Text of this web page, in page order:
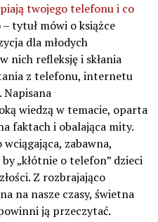
twojego telefonu i co
tytuł mówi o książce
dla młodych
nich refleksję i skłania
z telefonu, internetu
Napisana
wiedzą w temacie, oparta
faktach i obalająca mity.
zabawna,
„kłótnie o telefon” dzieci
Z rozbrajająco
na nasze czasy, świetna
ją przeczytać.